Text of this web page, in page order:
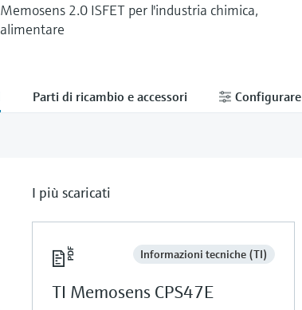
2.0 ISFET per l'industria chimica,
Parti di ricambio e accessori Configurare
I più scaricati
Informazioni tecniche (TI)
TI Memosens CPS47E